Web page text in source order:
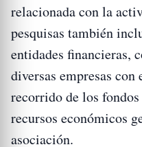
relacionada con la
pesquisas también
entidades financieras,
diversas empresas
recorrido de los
recursos económicos
asociación.